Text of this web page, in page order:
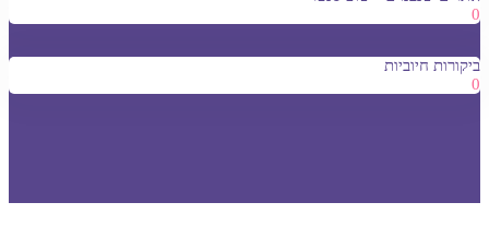
0
ביקורות חיוביות
0